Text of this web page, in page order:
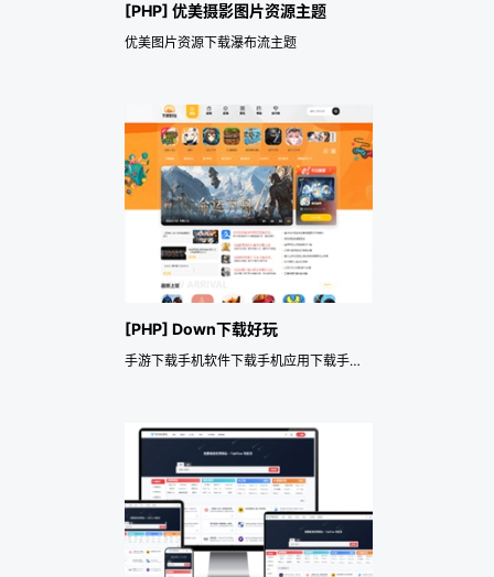
[PHP] 优美摄影图片资源主题
优美图片资源下载瀑布流主题
[PHP] Down下载好玩
手游下载手机软件下载手机应用下载手机游戏PC手机端双模板主题，游戏下载游戏介绍好玩游戏排行榜，手赚网赚游戏试玩赚钱，模板伪原创标记，QQ娱乐网资源下载|技术教程|APP下载——《益吾库》尔今作品